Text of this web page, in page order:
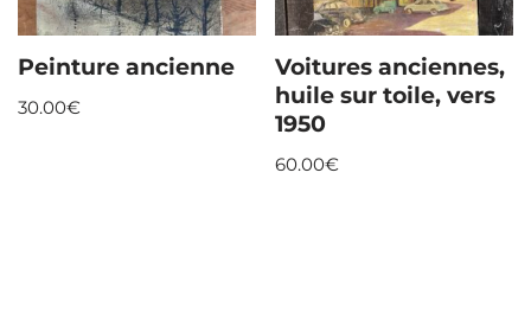
Peinture ancienne
30.00€
Voitures anciennes,
huile sur toile, vers
1950
60.00€